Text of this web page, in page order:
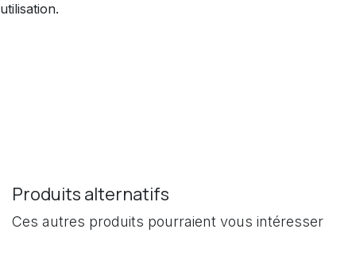
utilisation.
Produits alternatifs
Ces autres produits pourraient vous intéresser